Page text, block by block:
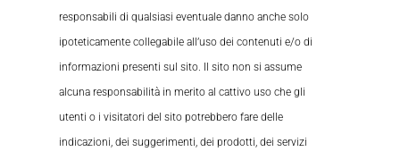
responsabili di qualsiasi eventuale danno anche solo
ipoteticamente collegabile all’uso dei contenuti e/o di
informazioni presenti sul sito. Il sito non si assume
alcuna responsabilità in merito al cattivo uso che gli
utenti o i visitatori del sito potrebbero fare delle
indicazioni, dei suggerimenti, dei prodotti, dei servizi